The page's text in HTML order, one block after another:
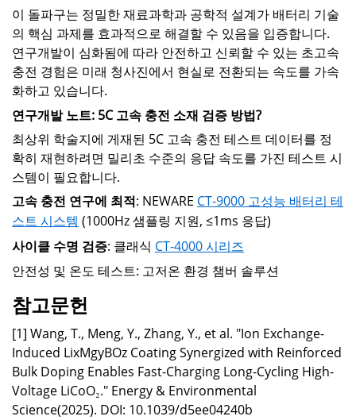
이 돌파구는 정밀한 재료과학과 공학적 설계가 배터리 기술
의 핵심 과제를 효과적으로 해결할 수 있음을 입증합니다.
연구개발이 심화됨에 따라 안전하고 신뢰할 수 있는 초고속
충전 경험은 미래 청사진에서 현실로 전환되는 속도를 가속
화하고 있습니다.
연구개발 노트: 5C 고속 충전 소재 검증 방법?
최상위 학술지에 게재된 5C 고속 충전 테스트 데이터를 정
확히 재현하려면 밀리초 수준의 응답 속도를 가진 테스트 시
스템이 필요합니다.
고속 충전 연구에 최적: NEWARE CT-9000 고성능 배터리 테
스트 시스템 (1000Hz 샘플링 지원, ≤1ms 응답)
사이클 수명 검증: 클래식 CT-4000 시리즈
안전성 및 온도 테스트: 고저온 환경 챔버 솔루션
참고문헌
[1] Wang, T., Meng, Y., Zhang, Y., et al. "Ion Exchange-
Induced LixMgyBOz Coating Synergized with Reinforced
Bulk Doping Enables Fast-Charging Long-Cycling High-
Voltage LiCoO₂." Energy & Environmental
Science(2025). DOI: 10.1039/d5ee04240b